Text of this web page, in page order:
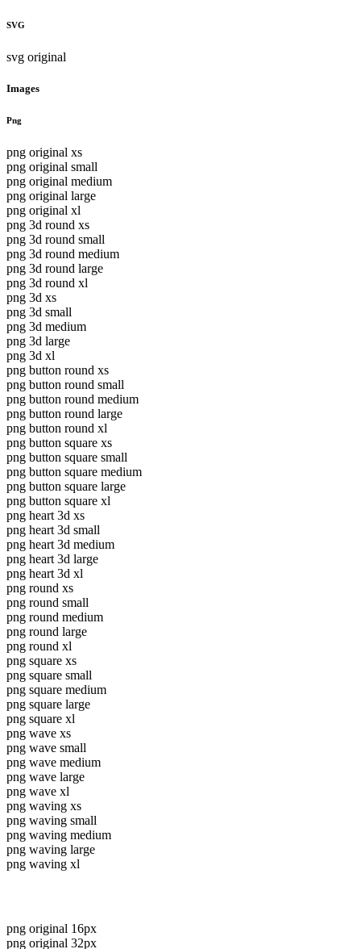
SVG
svg original
Images
Png
png original xs
png original small
png original medium
png original large
png original xl
png 3d round xs
png 3d round small
png 3d round medium
png 3d round large
png 3d round xl
png 3d xs
png 3d small
png 3d medium
png 3d large
png 3d xl
png button round xs
png button round small
png button round medium
png button round large
png button round xl
png button square xs
png button square small
png button square medium
png button square large
png button square xl
png heart 3d xs
png heart 3d small
png heart 3d medium
png heart 3d large
png heart 3d xl
png round xs
png round small
png round medium
png round large
png round xl
png square xs
png square small
png square medium
png square large
png square xl
png wave xs
png wave small
png wave medium
png wave large
png wave xl
png waving xs
png waving small
png waving medium
png waving large
png waving xl
png original 16px
png original 32px